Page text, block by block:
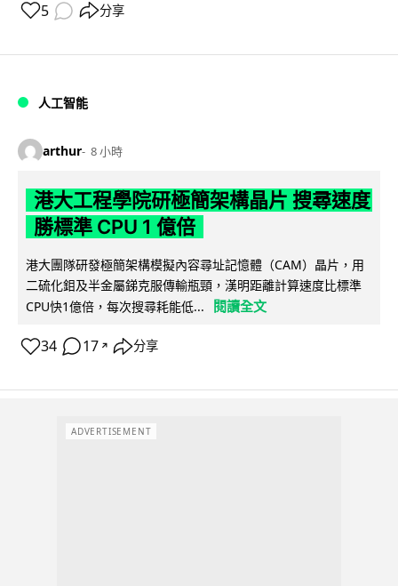
5 分享
人工智能
arthur 8 小時
港大工程學院研極簡架構晶片 搜尋速度
勝標準 CPU 1 億倍
港大團隊研發極簡架構模擬內容尋址記憶體（CAM）晶片，用
二硫化鉬及半金屬銻克服傳輸瓶頸，漢明距離計算速度比標準
CPU快1億倍，每次搜尋耗能低...
閱讀全文
34 17 ↗ 分享
ADVERTISEMENT